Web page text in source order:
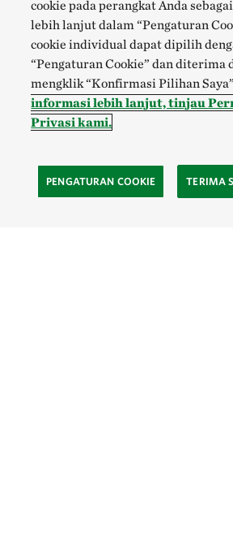
cookie pada perangkat Anda
lebih lanjut dalam “Pengaturan
cookie individual dapat dipilih
“Pengaturan Cookie” dan diterima
mengklik “Konfirmasi Pilihan
informasi lebih lanjut, tinjau
Privasi kami.
PENGATURAN COOKIE TERIMA